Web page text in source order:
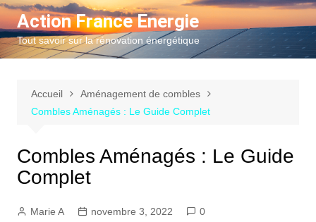
Aller
au
contenu
Action France Energie
Tout savoir sur la rénovation énergétique
Accueil
Aménagement de combles
Combles Aménagés : Le Guide Complet
Combles Aménagés : Le Guide
Complet
Marie A novembre 3, 2022
0